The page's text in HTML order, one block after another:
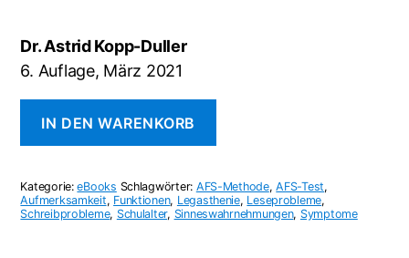
war:
€34,90
ist:
€31,41.
Dr. Astrid Kopp-Duller
6. Auflage, März 2021
Training
der
AFS-
Methode
IN DEN WARENKORB
Kategorie:eBooks Schlagwörter: AFS-Methode,AFS-Test,
Aufmerksamkeit, Funktionen, Legasthenie, Leseprobleme,
Schreibprobleme, Schulalter, Sinneswahrnehmungen, Symptome